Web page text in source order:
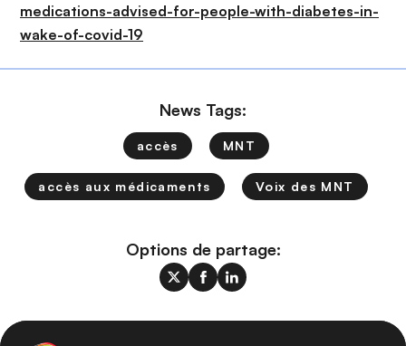
medications-advised-for-people-with-diabetes-in-
wake-of-covid-19
News Tags:
accès MNT
accès aux médicaments Voix des MNT
Options de partage: